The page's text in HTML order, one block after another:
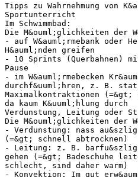
Tipps zu Wahrnehmung von
Sportunterricht
Im Schwimmbad:
Die M&ouml;glichkeiten der
- auf W&auml;rmebank oder
H&auml;nden greifen
- 10 Sprints (Querbahnen)
Pause
- im W&auml;rmebecken
durchf&uuml;hren, z. B.
Maximalkontraktionen (=&gt;
da kaum K&uuml;hlung durch
Verdunstung, Leitung oder
Die M&ouml;glichkeiten der
- Verdunstung: nass
(=&gt; schnell abtrocknen)
- Leitung: z. B.
gehen (=&gt; Badeschuhe
schlecht, sind daher warm)
- Konvektion: Im gut